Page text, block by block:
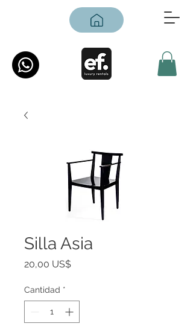
Silla Asia
20,00 US$Precio
Cantidad *